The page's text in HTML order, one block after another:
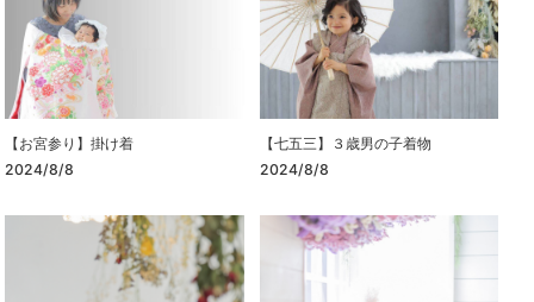
【お宮参り】掛け着
2024/8/8
【七五三】３歳男の子着物
2024/8/8